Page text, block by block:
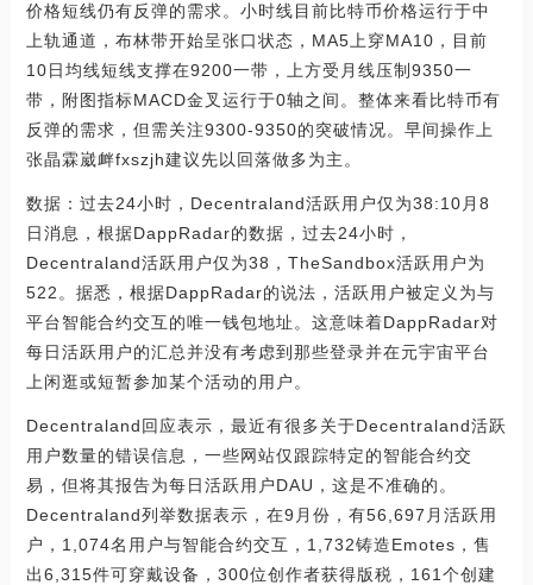
价格短线仍有反弹的需求。小时线目前比特币价格运行于中
上轨通道，布林带开始呈张口状态，MA5上穿MA10，目前
10日均线短线支撑在9200一带，上方受月线压制9350一
带，附图指标MACD金叉运行于0轴之间。整体来看比特币有
反弹的需求，但需关注9300-9350的突破情况。早间操作上
张晶霖崴衅fxszjh建议先以回落做多为主。
数据：过去24小时，Decentraland活跃用户仅为38:10月8
日消息，根据DappRadar的数据，过去24小时，
Decentraland活跃用户仅为38，TheSandbox活跃用户为
522。据悉，根据DappRadar的说法，活跃用户被定义为与
平台智能合约交互的唯一钱包地址。这意味着DappRadar对
每日活跃用户的汇总并没有考虑到那些登录并在元宇宙平台
上闲逛或短暂参加某个活动的用户。
Decentraland回应表示，最近有很多关于Decentraland活跃
用户数量的错误信息，一些网站仅跟踪特定的智能合约交
易，但将其报告为每日活跃用户DAU，这是不准确的。
Decentraland列举数据表示，在9月份，有56,697月活跃用
户，1,074名用户与智能合约交互，1,732铸造Emotes，售
出6,315件可穿戴设备，300位创作者获得版税，161个创建